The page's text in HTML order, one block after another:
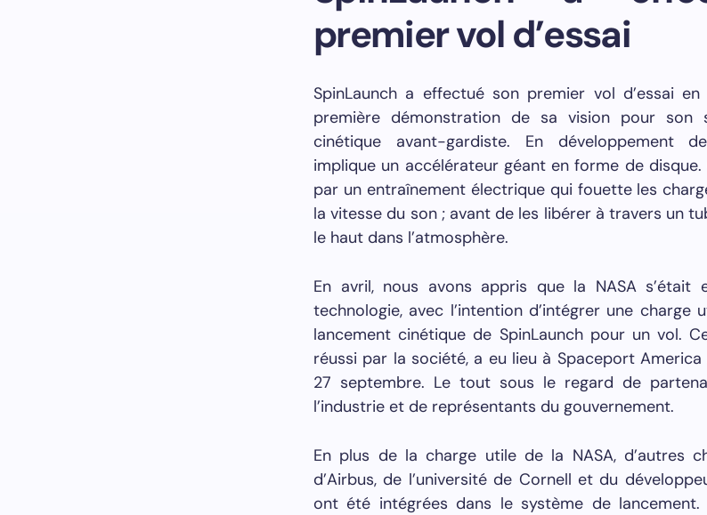
premier vol d’essai
SpinLaunch a effectué son premier vol d’essai
première démonstration de sa vision pour son
cinétique avant-gardiste. En développement
implique un accélérateur géant en forme de
par un entraînement électrique qui fouette les
la vitesse du son ; avant de les libérer à travers un
le haut dans l’atmosphère.
En avril, nous avons appris que la NASA s’était
technologie, avec l’intention d’intégrer une charge
lancement cinétique de SpinLaunch pour un vol.
réussi par la société, a eu lieu à Spaceport
27 septembre. Le tout sous le regard de
l’industrie et de représentants du gouvernement.
En plus de la charge utile de la NASA, d’autres
d’Airbus, de l’université de Cornell et du
ont été intégrées dans le système de